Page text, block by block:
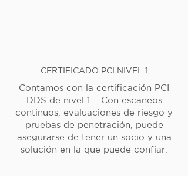
CERTIFICADO PCI NIVEL 1
Contamos con la certificación PCI
DDS de nivel 1. Con escaneos
continuos, evaluaciones de riesgo y
pruebas de penetración, puede
asegurarse de tener un socio y una
solución en la que puede confiar.